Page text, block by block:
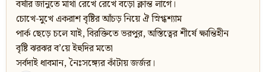
বর্ষার জানুতে মাথা রেখে রেখে বড়ো ক্লান্ত লাগে।
চোখে-মুখে একরাশ বৃষ্টির আঁচড় নিয়ে ঐ স্নিগ্ধশ্যাম
পার্ক ছেড়ে চলে যাই, বিরক্তিতে ভরপুর, অস্তিত্বের শীর্ষে ক্ষান্তিহীন
বৃষ্টি ঝরঝর ব’য়ে ইহুদির মতো
সর্বদাই ধাবমান, নৈঃসঙ্গ্যের কাঁটায় জর্জর।